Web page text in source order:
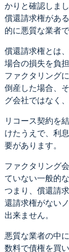
かりと確認しまし
償還請求権があ
的に悪質な業者で
償還請求権とは
場合の損失を負
ファクタリング
倒産した場合、
グ会社ではなく
リコース契約を
けたうえで、利
要があります。
ファクタリング
ていない一般的
つまり、償還請
還請求権がない
出来ません。
悪質な業者の中
数料で債権を買